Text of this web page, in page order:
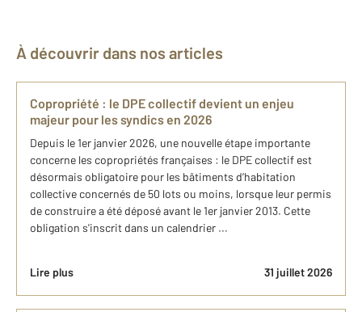
À découvrir dans nos articles
Copropriété : le DPE collectif devient un enjeu
majeur pour les syndics en 2026
Depuis le 1er janvier 2026, une nouvelle étape importante
concerne les copropriétés françaises : le DPE collectif est
désormais obligatoire pour les bâtiments d’habitation
collective concernés de 50 lots ou moins, lorsque leur permis
de construire a été déposé avant le 1er janvier 2013. Cette
obligation s'inscrit dans un calendrier ...
Lire plus 31 juillet 2026